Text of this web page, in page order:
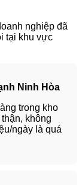
nghiệp đã
tại khu vực
Ninh Hòa
trong kho
không
ngày là quá